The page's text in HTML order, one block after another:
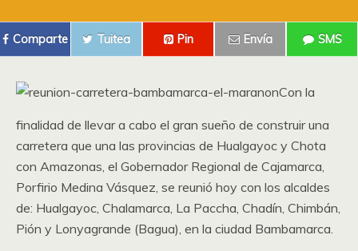
Comparte Tuitea Pin Envía SMS
Con la
finalidad de llevar a cabo el gran sueño de construir una
carretera que una las provincias de Hualgayoc y Chota
con Amazonas, el Gobernador Regional de Cajamarca,
Porfirio Medina Vásquez, se reunió hoy con los alcaldes
de: Hualgayoc, Chalamarca, La Paccha, Chadín, Chimbán,
Pión y Lonyagrande (Bagua), en la ciudad Bambamarca.